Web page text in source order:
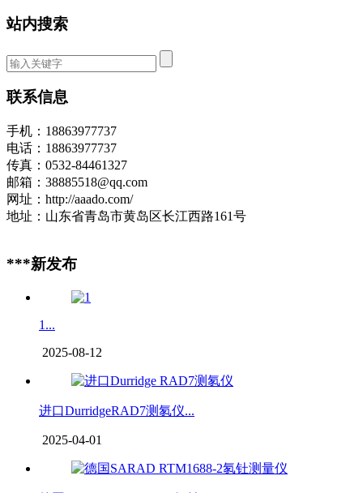
站内搜索
联系信息
手机：18863977737
电话：18863977737
传真：0532-84461327
邮箱：38885518@qq.com
网址：http://aaado.com/
地址：山东省青岛市黄岛区长江西路161号
***新发布
1...
2025-08-12
进口DurridgeRAD7测氡仪...
2025-04-01